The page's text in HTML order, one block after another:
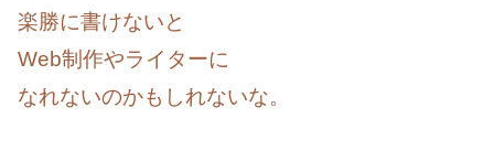
楽勝に書けないと
Web制作やライターに
なれないのかもしれないな。